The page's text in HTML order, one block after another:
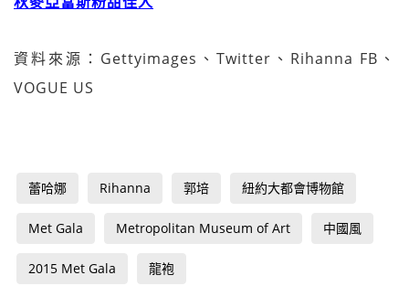
資料來源：Gettyimages、Twitter、Rihanna FB、
VOGUE US
蕾哈娜 Rihanna 郭培 紐約大都會博物館
Met Gala Metropolitan Museum of Art 中國風
2015 Met Gala 龍袍